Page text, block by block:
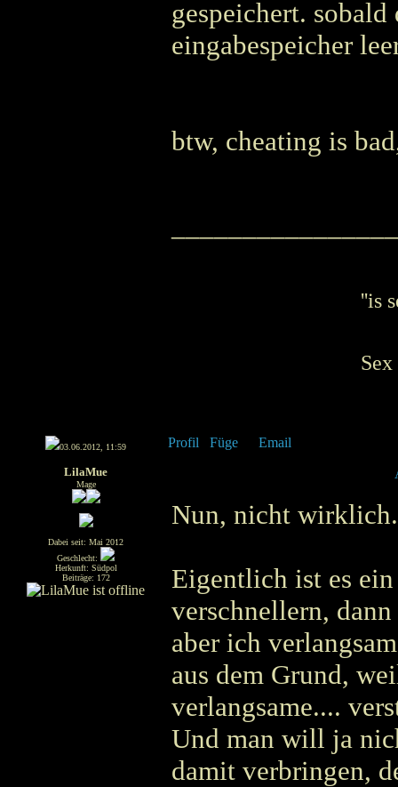
gespeichert.
eingabespeicher
btw, cheating is
''is
03.06.2012, 11:59
LilaMue
Mage
Dabei seit: Mai 2012
Geschlecht:
Herkunft: Südpol
Beiträge: 172
Nun, nicht
Eigentlich ist es
verschnellern,
aber ich
aus dem Grund,
verlangsame....
Und man will ja
damit verbringen,